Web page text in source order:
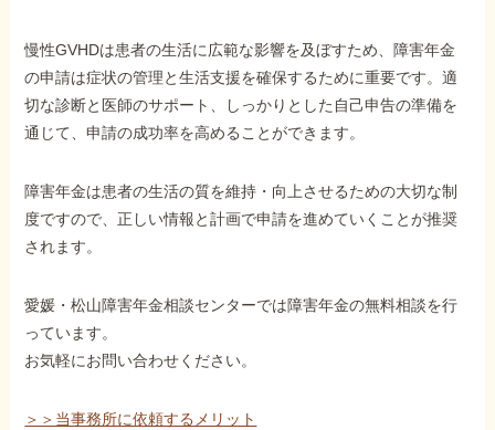
慢性GVHDは患者の生活に広範な影響を及ぼすため、障害年金
の申請は症状の管理と生活支援を確保するために重要です。適
切な診断と医師のサポート、しっかりとした自己申告の準備を
通じて、申請の成功率を高めることができます。
障害年金は患者の生活の質を維持・向上させるための大切な制
度ですので、正しい情報と計画で申請を進めていくことが推奨
されます。
愛媛・松山障害年金相談センターでは障害年金の無料相談を行
っています。
お気軽にお問い合わせください。
＞＞当事務所に依頼するメリット